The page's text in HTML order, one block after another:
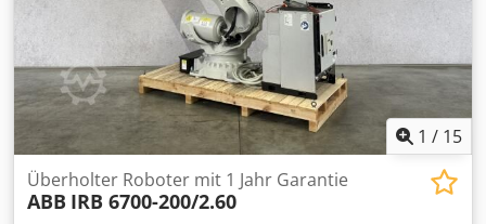
1 / 15
Überholter Roboter mit 1 Jahr Garantie
ABB IRB 6700-200/2.60